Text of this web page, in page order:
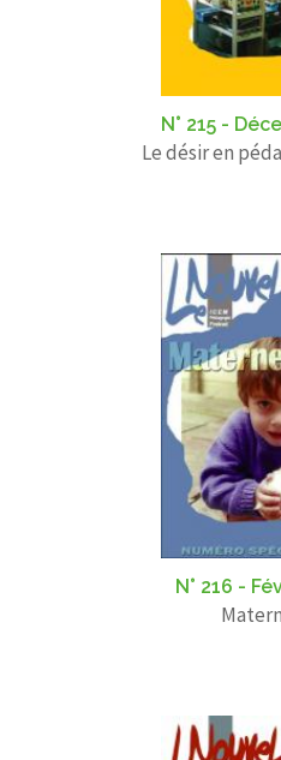
N° 215 -
Le désir en
N° 216 -